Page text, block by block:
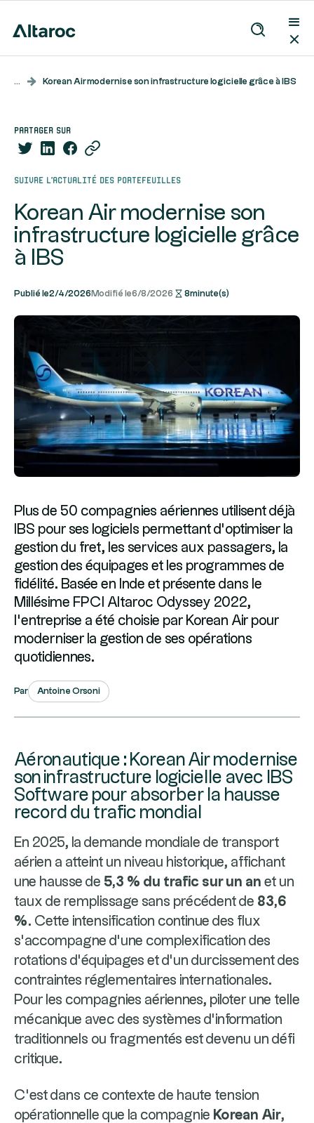
... Korean Air modernise son infrastructure logicielle grâce à IBS
partager sur
Suivre l’actualité des portefeuilles
Korean Air modernise son
infrastructure logicielle grâce
à IBS
Publié le2/4/2026 Modifié le6/8/2026 8minute(s)
Plus de 50 compagnies aériennes utilisent déjà
IBS pour ses logiciels permettant d’optimiser la
gestion du fret, les services aux passagers, la
gestion des équipages et les programmes de
fidélité. Basée en Inde et présente dans le
Millésime FPCI Altaroc Odyssey 2022,
l’entreprise a été choisie par Korean Air pour
moderniser la gestion de ses opérations
quotidiennes.
Par Antoine Orsoni
Aéronautique : Korean Air modernise
son infrastructure logicielle avec IBS
Software pour absorber la hausse
record du trafic mondial
En 2025, la demande mondiale de transport
aérien a atteint un niveau historique, affichant
une hausse de 5,3 % du trafic sur un an et un
taux de remplissage sans précédent de 83,6
%. Cette intensification continue des flux
s’accompagne d’une complexification des
rotations d’équipages et d’un durcissement des
contraintes réglementaires internationales.
Pour les compagnies aériennes, piloter une telle
mécanique avec des systèmes d'information
traditionnels ou fragmentés est devenu un défi
critique.
C’est dans ce contexte de haute tension
opérationnelle que la compagnie Korean Air,